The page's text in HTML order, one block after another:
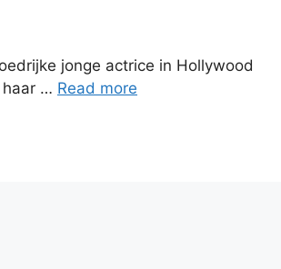
jonge actrice in Hollywood
haar … Read more